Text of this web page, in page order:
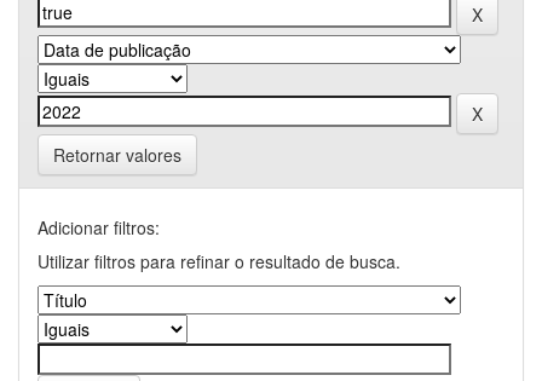
Retornar valores
Adicionar filtros:
Utilizar filtros para refinar o resultado de busca.